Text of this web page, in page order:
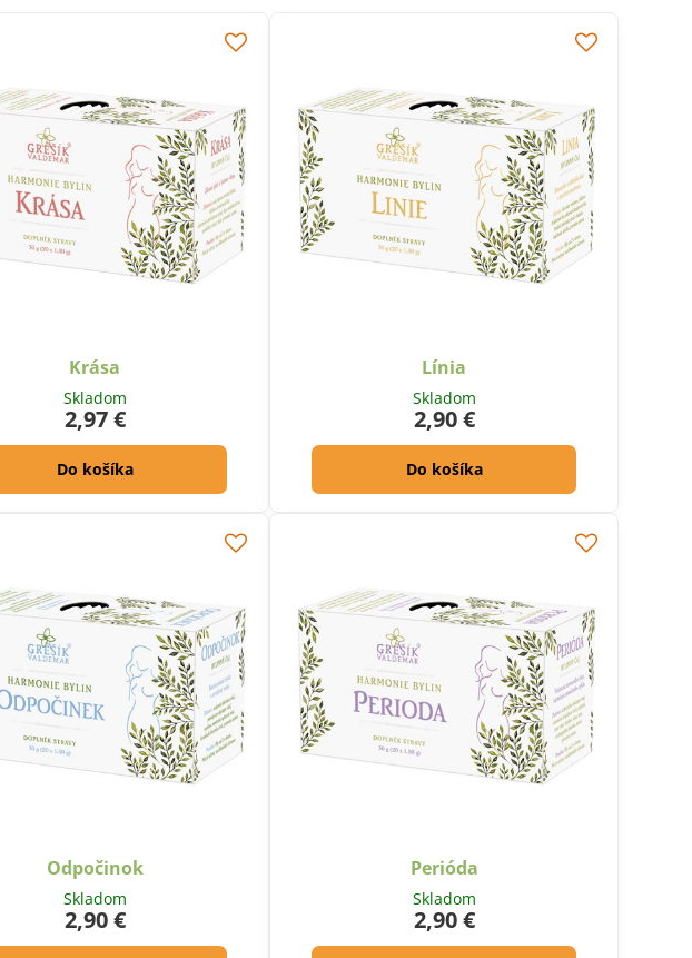
Krása
Skladom
2,97 €
Do košíka
Línia
Skladom
2,90 €
Do košíka
Odpočinok
Skladom
2,90 €
Perióda
Skladom
2,90 €